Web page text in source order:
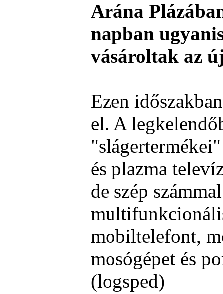
Arána
napban
vásároltak az
Ezen
el. A
és plazma
de szép
mobiltelefont,
mosógépet és
(logsped)